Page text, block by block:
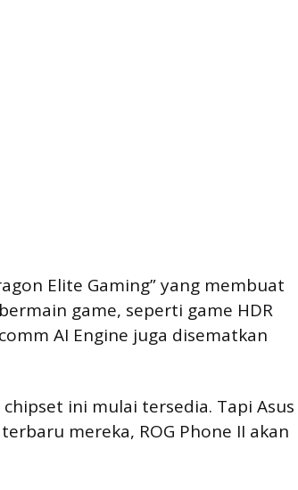
Elite Gaming” yang membuat
game, seperti game HDR
AI Engine juga disematkan
ini mulai tersedia. Tapi Asus
mereka, ROG Phone II akan